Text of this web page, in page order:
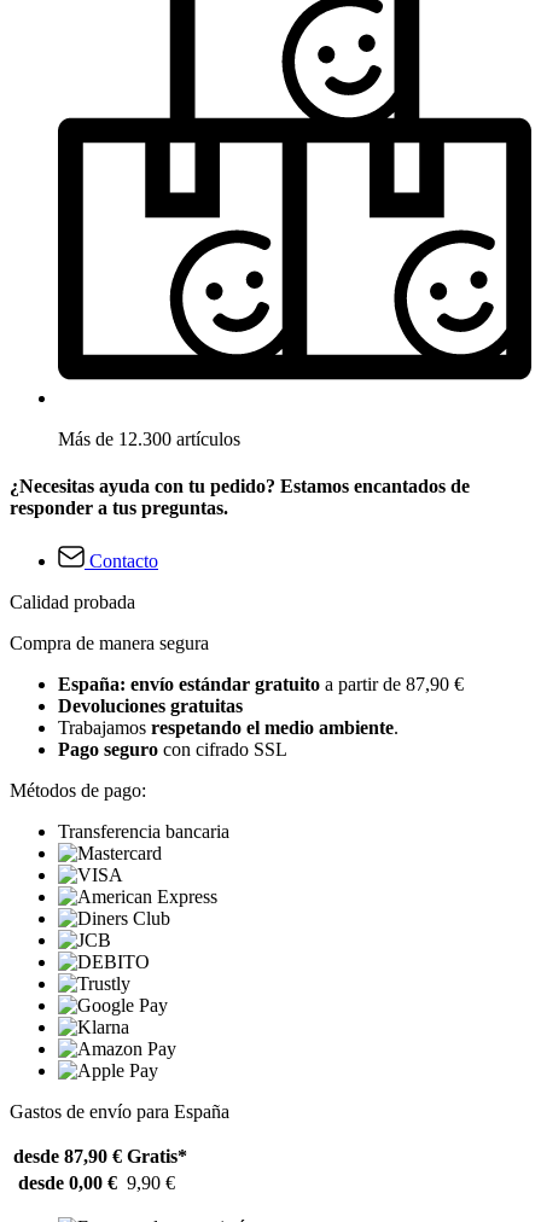
Más de 12.300 artículos
¿Necesitas ayuda con tu pedido? Estamos encantados de
responder a tus preguntas.
Contacto
Calidad probada
Compra de manera segura
España: envío estándar gratuito a partir de 87,90 €
Devoluciones gratuitas
Trabajamos respetando el medio ambiente.
Pago seguro con cifrado SSL
Métodos de pago:
Transferencia bancaria
Gastos de envío para España
desde 87,90 € Gratis*
desde 0,00 € 9,90 €